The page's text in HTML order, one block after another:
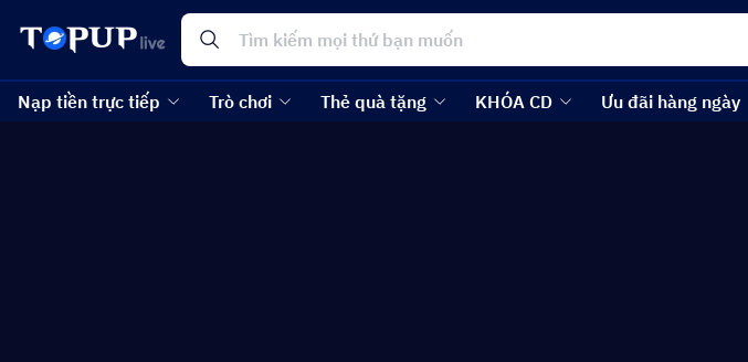
Nạp tiền trực tiếp Trò chơi Thẻ quà tặng KHÓA CD Ưu đãi hàng ngày